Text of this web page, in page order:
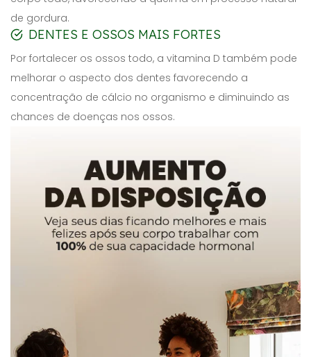
de gordura.
DENTES E OSSOS MAIS FORTES
Por fortalecer os ossos todo, a vitamina D também pode
melhorar o aspecto dos dentes favorecendo a
concentração de cálcio no organismo e diminuindo as
chances de doenças nos ossos.